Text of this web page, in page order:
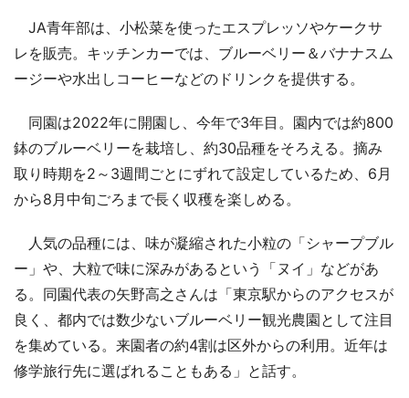
JA青年部は、小松菜を使ったエスプレッソやケークサ
レを販売。キッチンカーでは、ブルーベリー＆バナナスム
ージーや水出しコーヒーなどのドリンクを提供する。
同園は2022年に開園し、今年で3年目。園内では約800
鉢のブルーベリーを栽培し、約30品種をそろえる。摘み
取り時期を2～3週間ごとにずれて設定しているため、6月
から8月中旬ごろまで長く収穫を楽しめる。
人気の品種には、味が凝縮された小粒の「シャープブル
ー」や、大粒で味に深みがあるという「ヌイ」などがあ
る。同園代表の矢野高之さんは「東京駅からのアクセスが
良く、都内では数少ないブルーベリー観光農園として注目
を集めている。来園者の約4割は区外からの利用。近年は
修学旅行先に選ばれることもある」と話す。